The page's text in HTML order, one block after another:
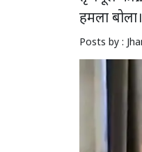
हमला
Posts by :